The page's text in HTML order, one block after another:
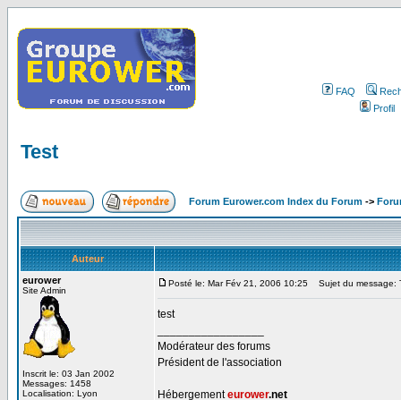
FAQ
Profil
Test
Forum Eurower.com Index du Forum ->
Auteur
eurower
Site Admin
Inscrit le: 03 Jan 2002
Messages: 1458
Localisation: Lyon
Posté le: Mar Fév 21, 2006 10:25 Sujet du message:
test
Modérateur des forums
Président de l'association
Hébergementeurower.net